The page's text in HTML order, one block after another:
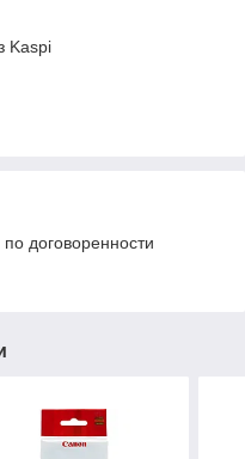
Kaspi
договоренности